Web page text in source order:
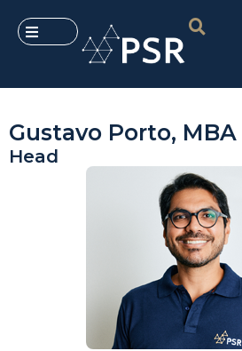
Gustavo Porto, MBA
Head